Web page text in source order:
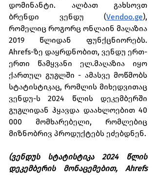
დომინანტი. ალბათ გახსოვთ
ბრენდი ვენდუ (Vendoo.ge),
რომელიც როგორც ონლაინ მაღაზია
2019 წლიდან ფუნქცნიორებს.
Ahrefs-ზე დაყრდნობით, ვენდუ ერთ-
ერთი წამყვანი ელ.მაღაზია იყო
ქართულ გუგლში - ამასვე მოწმობს
სტატისტიკაც, რომლის მიხედვითაც
ვენდუ-ს 2024 წლის დეკემბერში
გუგლიდან ჰყავდა დაახლოებით 40
000 მომხარებელი, რომლებიც
მიზნობრივ პროდუქტებს ეძებდნენ.
(ვენდუს სტატისტიკა 2024 წლის
დეკემბერის მონაცემებით, Ahrefs